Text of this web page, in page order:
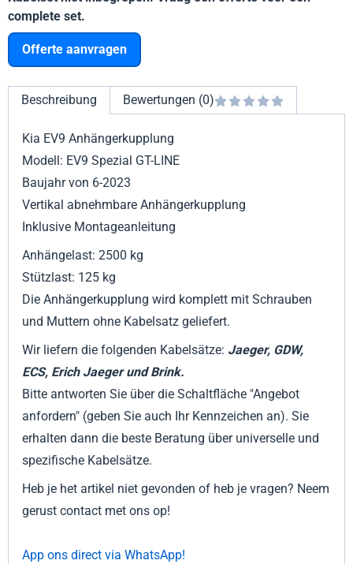
complete set.
Offerte aanvragen
Beschreibung Bewertungen (0)
Kia EV9 Anhängerkupplung
Modell: EV9Spezial GT-LINE
Baujahr von 6-2023
Vertikal abnehmbare Anhängerkupplung
Inklusive Montageanleitung
Anhängelast: 2500 kg
Stützlast: 125 kg
Die Anhängerkupplung wird komplett mit Schrauben
und Muttern ohne Kabelsatz geliefert.
Wir liefern die folgenden Kabelsätze: Jaeger, GDW,
ECS, Erich Jaeger und Brink.
Bitte antworten Sie über die Schaltfläche "Angebot
anfordern" (geben Sie auch Ihr Kennzeichen an). Sie
erhalten dann die beste Beratung über universelle und
spezifische Kabelsätze.
Heb je het artikel niet gevonden of heb je vragen? Neem
gerust contact met ons op!
App ons direct via WhatsApp!